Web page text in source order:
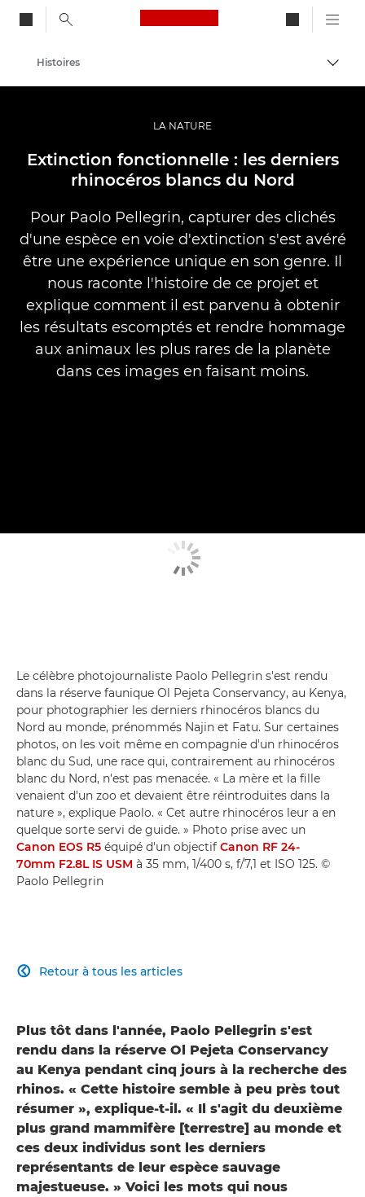
Canon Logo, back to
Vidéo et photographie professionnelles
Histoires
LA NATURE
Extinction fonctionnelle : les derniers
rhinocéros blancs du Nord
Pour Paolo Pellegrin, capturer des clichés
d'une espèce en voie d'extinction s'est avéré
être une expérience unique en son genre. Il
nous raconte l'histoire de ce projet et
explique comment il est parvenu à obtenir
les résultats escomptés et rendre hommage
aux animaux les plus rares de la planète
dans ces images en faisant moins.
Le célèbre photojournaliste Paolo Pellegrin s'est rendu
dans la réserve faunique Ol Pejeta Conservancy, au Kenya,
pour photographier les derniers rhinocéros blancs du
Nord au monde, prénommés Najin et Fatu. Sur certaines
photos, on les voit même en compagnie d'un rhinocéros
blanc du Sud, une race qui, contrairement au rhinocéros
blanc du Nord, n'est pas menacée. « La mère et la fille
venaient d'un zoo et devaient être réintroduites dans la
nature », explique Paolo. « Cet autre rhinocéros leur a en
quelque sorte servi de guide. » Photo prise avec un
Canon EOS R5 équipé d'un objectif Canon RF 24-
70mm F2.8L IS USM à 35 mm, 1/400 s, f/7,1 et ISO 125. ©
Paolo Pellegrin
Retour à tous les articles

Plus tôt dans l'année, Paolo Pellegrin s'est
rendu dans la réserve Ol Pejeta Conservancy
au Kenya pendant cinq jours à la recherche des
rhinos. « Cette histoire semble à peu près tout
résumer », explique-t-il. « Il s'agit du deuxième
plus grand mammifère [terrestre] au monde et
ces deux individus sont les derniers
représentants de leur espèce sauvage
majestueuse. » Voici les mots qui nous